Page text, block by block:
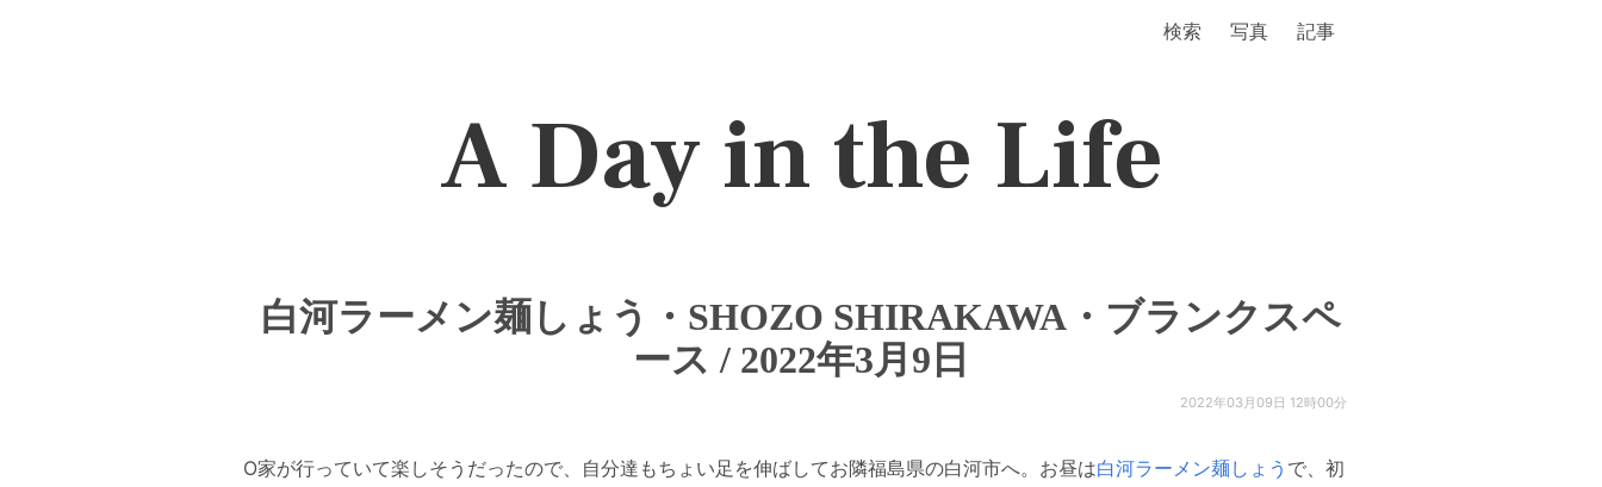
検索 写真 記事
A Day in the Life
白河ラーメン麺しょう・SHOZO SHIRAKAWA・ブランクスペ
ース / 2022年3月9日
2022年03月09日 12時00分
O家が行っていて楽しそうだったので、自分達もちょい足を伸ばしてお隣福島県の白河市へ。お昼は白河ラーメン麺しょう で、初